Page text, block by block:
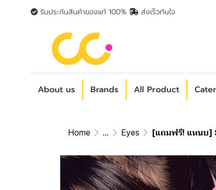
รับประกันสินค้าของแท้ 100% ส่งเร็วทันใจ
About us Brands All Product
Home ... Eyes [แถมฟรี! แหนบ]